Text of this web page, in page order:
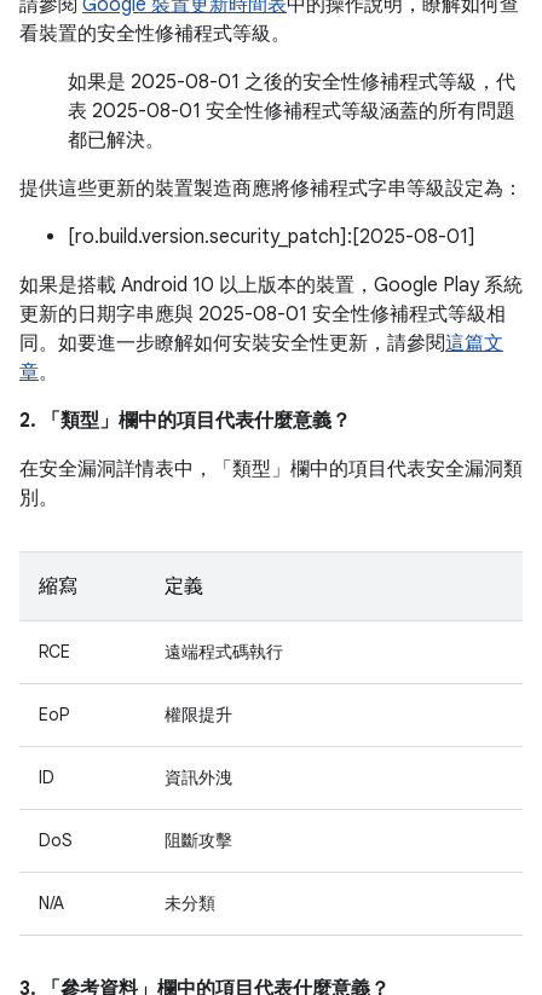
請參閱 Google 裝置更新時間表中的操作說明，瞭解如何查
看裝置的安全性修補程式等級。
如果是 2025-08-01 之後的安全性修補程式等級，代
表 2025-08-01 安全性修補程式等級涵蓋的所有問題
都已解決。
提供這些更新的裝置製造商應將修補程式字串等級設定為：
[ro.build.version.security_patch]:[2025-08-01]
如果是搭載 Android 10 以上版本的裝置，Google Play 系統
更新的日期字串應與 2025-08-01 安全性修補程式等級相
同。如要進一步瞭解如何安裝安全性更新，請參閱這篇文
章。
2. 「類型」 欄中的項目代表什麼意義？
在安全漏洞詳情表中，「類型」 欄中的項目代表安全漏洞類
別。
縮寫 定義
RCE 遠端程式碼執行
EoP 權限提升
ID 資訊外洩
DoS 阻斷攻擊
N/A 未分類
3. 「參考資料」 欄中的項目代表什麼意義？